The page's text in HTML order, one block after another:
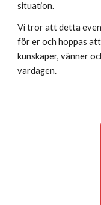
situation.
Vi tror att detta
för er och hoppas att
kunskaper, vänner
vardagen.